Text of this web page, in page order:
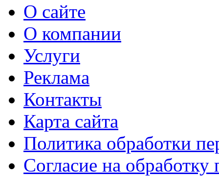
О сайте
О компании
Услуги
Реклама
Контакты
Карта сайта
Политика обработки
Согласие на